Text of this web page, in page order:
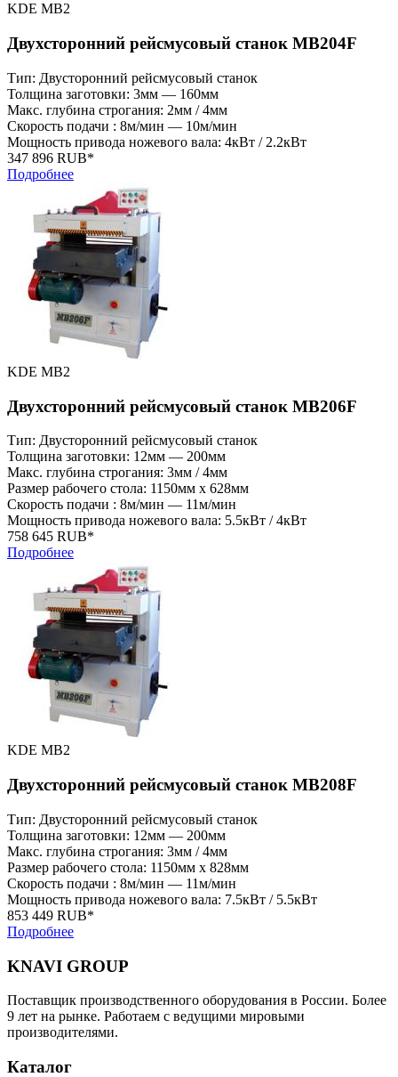
KDE MB2
Двухсторонний рейсмусовый станок MB204F
Тип: Двусторонний рейсмусовый станок
Толщина заготовки: 3мм — 160мм
Макс. глубина строгания: 2мм / 4мм
Скорость подачи : 8м/мин — 10м/мин
Мощность привода ножевого вала: 4кВт / 2.2кВт
347 896 RUB*
Подробнее
KDE MB2
Двухсторонний рейсмусовый станок MB206F
Тип: Двусторонний рейсмусовый станок
Толщина заготовки: 12мм — 200мм
Макс. глубина строгания: 3мм / 4мм
Размер рабочего стола: 1150мм x 628мм
Скорость подачи : 8м/мин — 11м/мин
Мощность привода ножевого вала: 5.5кВт / 4кВт
758 645 RUB*
Подробнее
KDE MB2
Двухсторонний рейсмусовый станок MB208F
Тип: Двусторонний рейсмусовый станок
Толщина заготовки: 12мм — 200мм
Макс. глубина строгания: 3мм / 4мм
Размер рабочего стола: 1150мм x 828мм
Скорость подачи : 8м/мин — 11м/мин
Мощность привода ножевого вала: 7.5кВт / 5.5кВт
853 449 RUB*
Подробнее
KNAVI GROUP
Поставщик производственного оборудования в России. Более
9 лет на рынке. Работаем с ведущими мировыми
производителями.
Каталог